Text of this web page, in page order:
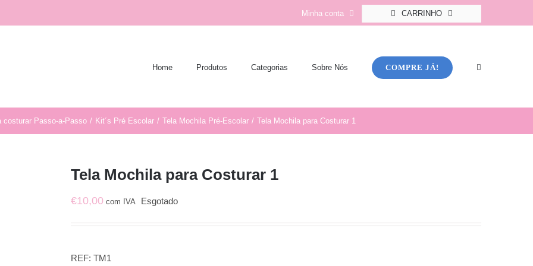
Minha conta CARRINHO
Home Produtos Categorias Sobre Nós COMPRE JÁ!
costurar Passo-a-Passo / Kit´s Pré Escolar / Tela Mochila Pré-Escolar / Tela Mochila para Costurar 1
Tela Mochila para Costurar 1
€10,00 com IVA Esgotado
REF: TM1